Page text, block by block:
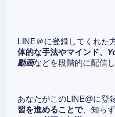
LINE＠に登録してくれた
体的な手法やマインド、
動画などを段階的に配信
あなたがこのLINE@に登
習を進めることで、知ら